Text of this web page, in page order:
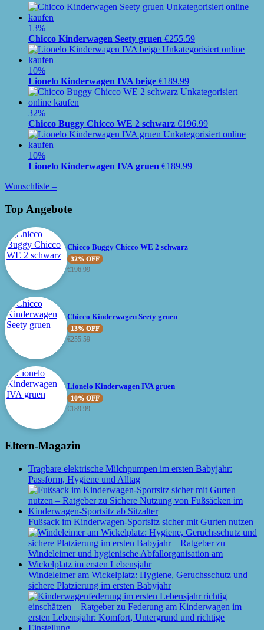
13%
Chicco Kinderwagen Seety gruen €255.59
10%
Lionelo Kinderwagen IVA beige €189.99
32%
Chicco Buggy Chicco WE 2 schwarz €196.99
10%
Lionelo Kinderwagen IVA gruen €189.99
Wunschliste –
Top Angebote
Chicco Buggy Chicco WE 2 schwarz
32% OFF
€196.99
Chicco Kinderwagen Seety gruen
13% OFF
€255.59
Lionelo Kinderwagen IVA gruen
10% OFF
€189.99
Eltern-Magazin
Tragbare elektrische Milchpumpen im ersten Babyjahr:
Passform, Hygiene und Alltag
Fußsack im Kinderwagen-Sportsitz sicher mit Gurten nutzen
Windeleimer am Wickelplatz: Hygiene, Geruchsschutz und
sichere Platzierung im ersten Babyjahr